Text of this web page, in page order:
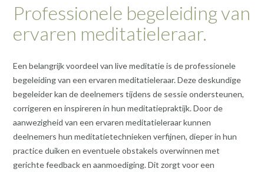
Professionele begeleiding van
ervaren meditatieleraar.
Een belangrijk voordeel van live meditatie is de professionele
begeleiding van een ervaren meditatieleraar. Deze deskundige
begeleider kan de deelnemers tijdens de sessie ondersteunen,
corrigeren en inspireren in hun meditatiepraktijk. Door de
aanwezigheid van een ervaren meditatieleraar kunnen
deelnemers hun meditatietechnieken verfijnen, dieper in hun
practice duiken en eventuele obstakels overwinnen met
gerichte feedback en aanmoediging. Dit zorgt voor een